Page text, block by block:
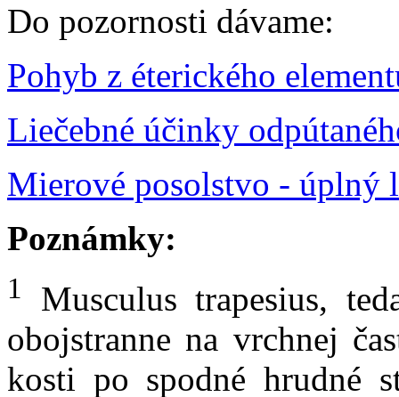
Do pozornosti dávame:
Pohyb z éterického
Liečebné účinky
Mierové posolstvo - úplný
Poznámky:
1
Musculus trapesius,
obojstranne na vrchnej
kosti po spodné hrudné